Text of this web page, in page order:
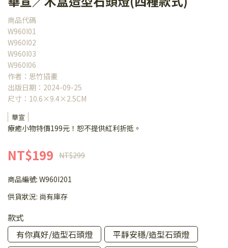
商品代碼
W960I01
W960I02
W960I03
W960I06
作者：思竹插畫
出版日期：2024-09-25
尺寸：10.6×9.4×2.5CM
華宣
療癒小物特價199元！恕不提供紅利折抵。
NT$199 NT$299
商品編號: W960I201
供貨狀況: 尚有庫存
款式
有你真好/造型石頭燈
平靜安穩/造型石頭燈